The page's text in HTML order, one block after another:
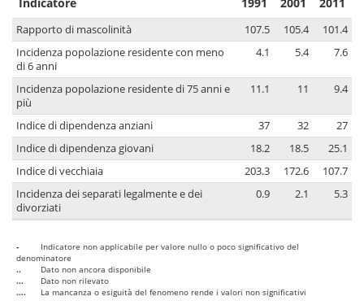
Rapporto di mascolinità 107.5 105.4
101.4
Incidenza popolazione residente con meno
di 6 anni
4.1 5.4 7.6
Incidenza popolazione residente di 75 anni e
più
11.1 11 9.4
Indice di dipendenza anziani 37 32
27
Indice di dipendenza giovani
18.2 18.5
25.1
Indice di vecchiaia
203.3 172.6
107.7
Incidenza dei separati legalmente e dei
divorziati
0.9 2.1 5.3
-
Indicatore non applicabile per valore nullo o poco significativo del
denominatore
..
Dato non ancora disponibile
...
Dato non rilevato
....
La mancanza o esiguità del fenomeno rende i valori non significativi